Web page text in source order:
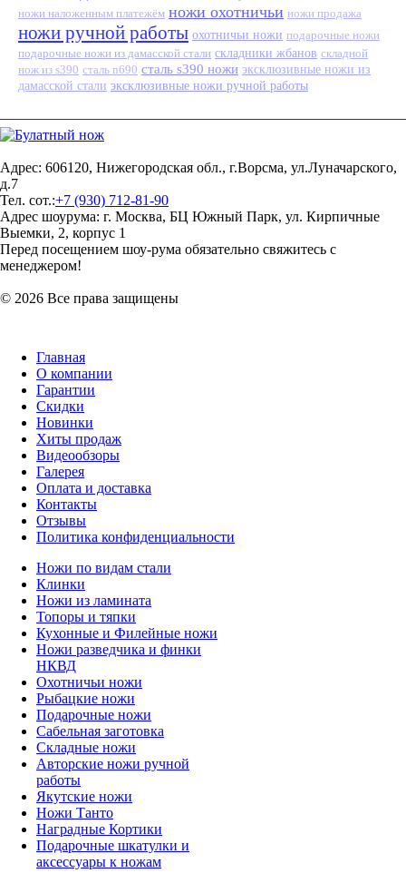
ножи наложенным платежём ножи охотничьи ножи продажа
ножи ручной работы охотничьи ножи подарочные ножи
подарочные ножи из дамасской стали складники жбанов складной
нож из s390 сталь n690 сталь s390 ножи эксклюзивные ножи из
дамасской стали эксклюзивные ножи ручной работы
Адрес: 606120, Нижегородская обл., г.Ворсма, ул.Луначарского,
д.7
Тел. сот.:+7 (930) 712-81-90
Адрес шоурума: г. Москва, БЦ Южный Парк, ул. Кирпичные
Выемки, 2, корпус 1
Перед посещением шоу-рума обязательно свяжитесь с
менеджером!
© 2026 Все права защищены
Главная
О компании
Гарантии
Скидки
Новинки
Хиты продаж
Видеообзоры
Галерея
Оплата и доставка
Контакты
Отзывы
Политика конфиденциальности
Ножи по видам стали
Клинки
Ножи из ламината
Топоры и тяпки
Кухонные и Филейные ножи
Ножи разведчика и финки
НКВД
Охотничьи ножи
Рыбацкие ножи
Подарочные ножи
Сабельная заготовка
Складные ножи
Авторские ножи ручной
работы
Якутские ножи
Ножи Танто
Наградные Кортики
Подарочные шкатулки и
аксессуары к ножам